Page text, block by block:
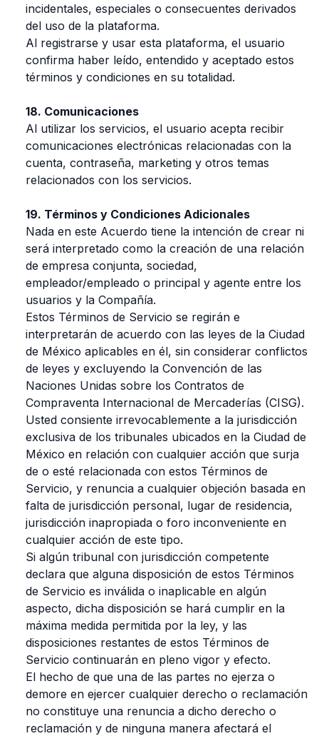
incidentales, especiales o consecuentes derivados
del uso de la plataforma.
Al registrarse y usar esta plataforma, el usuario
confirma haber leído, entendido y aceptado estos
términos y condiciones en su totalidad.
18. Comunicaciones
Al utilizar los servicios, el usuario acepta recibir
comunicaciones electrónicas relacionadas con la
cuenta, contraseña, marketing y otros temas
relacionados con los servicios.
19. Términos y Condiciones Adicionales
Nada en este Acuerdo tiene la intención de crear ni
será interpretado como la creación de una relación
de empresa conjunta, sociedad,
empleador/empleado o principal y agente entre los
usuarios y la Compañía.
Estos Términos de Servicio se regirán e
interpretarán de acuerdo con las leyes de la Ciudad
de México aplicables en él, sin considerar conflictos
de leyes y excluyendo la Convención de las
Naciones Unidas sobre los Contratos de
Compraventa Internacional de Mercaderías (CISG).
Usted consiente irrevocablemente a la jurisdicción
exclusiva de los tribunales ubicados en la Ciudad de
México en relación con cualquier acción que surja
de o esté relacionada con estos Términos de
Servicio, y renuncia a cualquier objeción basada en
falta de jurisdicción personal, lugar de residencia,
jurisdicción inapropiada o foro inconveniente en
cualquier acción de este tipo.
Si algún tribunal con jurisdicción competente
declara que alguna disposición de estos Términos
de Servicio es inválida o inaplicable en algún
aspecto, dicha disposición se hará cumplir en la
máxima medida permitida por la ley, y las
disposiciones restantes de estos Términos de
Servicio continuarán en pleno vigor y efecto.
El hecho de que una de las partes no ejerza o
demore en ejercer cualquier derecho o reclamación
no constituye una renuncia a dicho derecho o
reclamación y de ninguna manera afectará el